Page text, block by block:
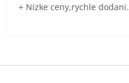
+ Nizke ceny,rychle dodani.
Z